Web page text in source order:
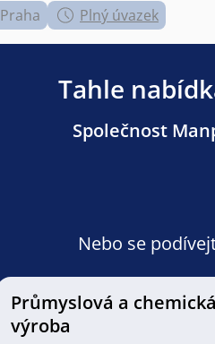
Praha Plný úvazek
Tahle
Společnost
Nebo se
Průmyslová a chemická
výroba